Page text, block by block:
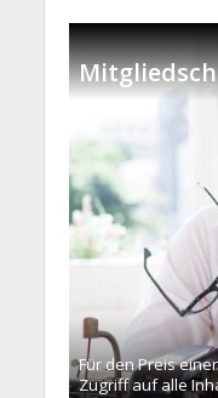
Für den Preis
Zugriff auf alle